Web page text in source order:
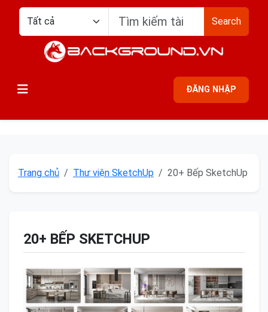
Search
ĐĂNG NHẬP
Trang chủ Thư viện SketchUp 20+ Bếp SketchUp
20+ BẾP SKETCHUP